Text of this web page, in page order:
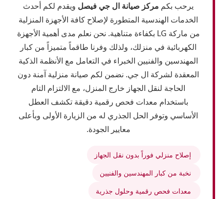
يرحب بكم مركز صيانة ال جي فيصل ويقدم لكم أحدث
الخدمات الهندسية المتطورة لإصلاح كافة الأجهزة المنزلية
من ماركة LG بكفاءة متناهية. نحن نعلم مدى أهمية الأجهزة
الكهربائية في منزلك، ولذلك وفرنا طاقماً متميزاً من كبار
المهندسين والفنيين الخبراء في التعامل مع الأنظمة الذكية
المعقدة لشركة ال جي. نضمن لكم صيانة منزلية آمنة دون
الحاجة لنقل الجهاز خارج المنزل، مع الالتزام التام
باستخدام معدات فحص رقمية دقيقة تكشف العطل
الأساسي وتوفر الحل الجذري له من الزيارة الأولى وبأعلى
معايير الجودة.
إصلاح منزلي فوراً بدون نقل الجهاز
نخبة من كبار المهندسين والفنيين
معدات فحص رقمية وحلول جذرية